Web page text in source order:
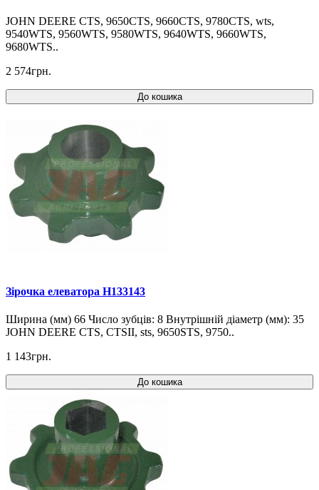
JOHN DEERE CTS, 9650CTS, 9660CTS, 9780CTS, wts,
9540WTS, 9560WTS, 9580WTS, 9640WTS, 9660WTS,
9680WTS..
2 574грн.
До кошика
Зірочка елеватора H133143
Ширина (мм) 66 Число зубців: 8 Внутрішній діаметр (мм): 35
JOHN DEERE CTS, CTSII, sts, 9650STS, 9750..
1 143грн.
До кошика